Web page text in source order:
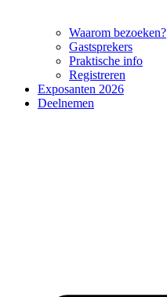
Waarom bezoeken?
Gastsprekers
Praktische info
Registreren
Exposanten 2026
Deelnemen